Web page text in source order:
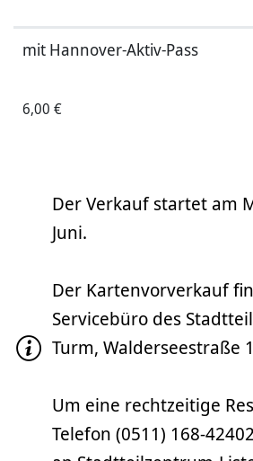
mit Hannover-Aktiv-Pass
6,00 €
Der Verkauf startet am
Juni.
Der Kartenvorverkauf
Servicebüro des
Turm, Walderseestraße
Um eine rechtzeitige
Telefon (0511) 168-